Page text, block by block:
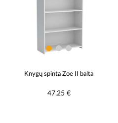
Knygų spinta Zoe II balta
47,25 €